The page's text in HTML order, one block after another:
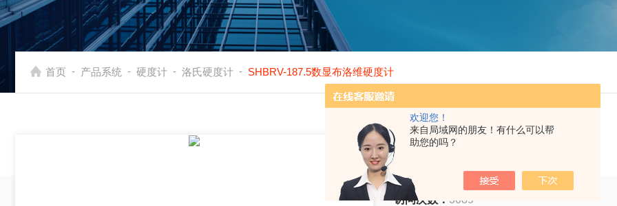
欢迎您！
来自局域网的朋友！有什么可以帮
助您的吗？
首页 - 产品系统 - 硬度计 - 洛氏硬度计 - SHBRV-187.5数显布洛维硬度计
数显布洛维硬度计
访问次数： 3089